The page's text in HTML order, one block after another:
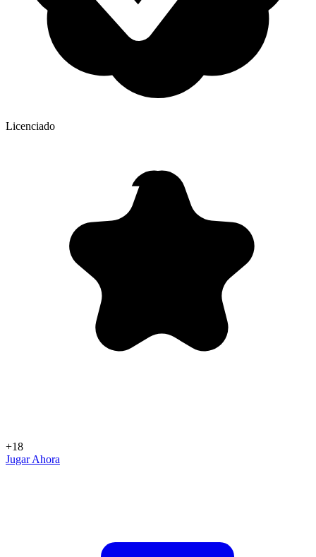
Licenciado
+18
Jugar Ahora